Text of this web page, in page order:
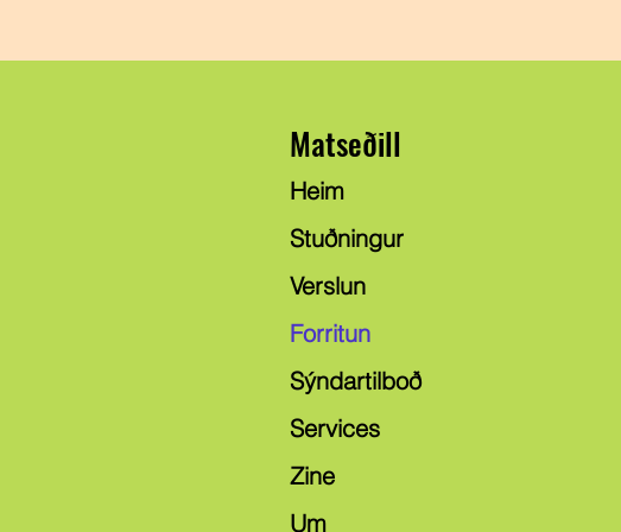
Matseðill
Heim
Stuðningur
Verslun
Forritun
Sýndartilboð
Services
Zine
Um